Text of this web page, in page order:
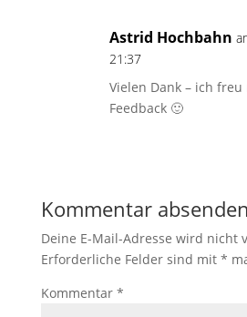
Astrid Hochbahn
21:37
Vielen Dank – ich
Feedback 🙂
Kommentar absenden
Deine E-Mail-Adresse wird nicht
Erforderliche Felder sind mit *
Kommentar *